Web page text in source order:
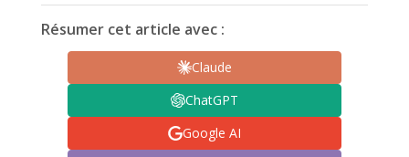
Résumer cet article avec :
Claude
ChatGPT
Google AI